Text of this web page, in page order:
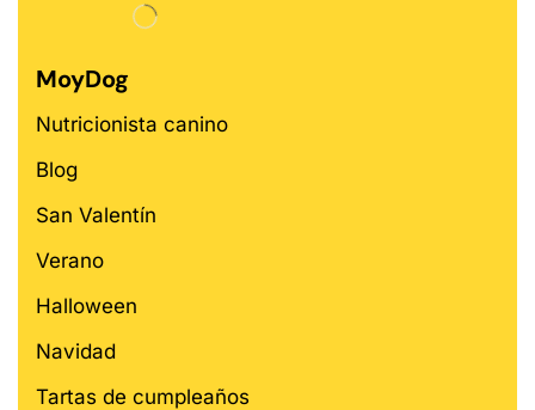
MoyDog
Nutricionista canino
Blog
San Valentín
Verano
Halloween
Navidad
Tartas de cumpleaños